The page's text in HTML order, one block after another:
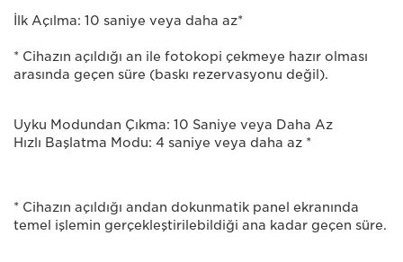
İlk Açılma: 10 saniye veya daha az*
* Cihazın açıldığı an ile fotokopi çekmeye hazır olması
arasında geçen süre (baskı rezervasyonu değil).
Uyku Modundan Çıkma: 10 Saniye veya Daha Az
Hızlı Başlatma Modu: 4 saniye veya daha az *
* Cihazın açıldığı andan dokunmatik panel ekranında
temel işlemin gerçekleştirilebildiği ana kadar geçen süre.